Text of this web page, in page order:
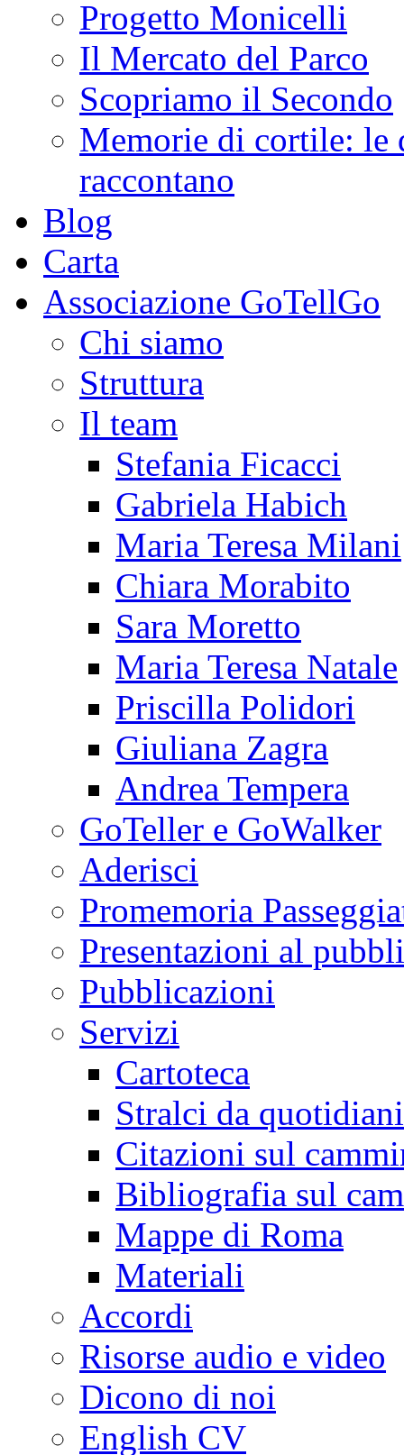
Progetto Monicelli
Il Mercato del Parco
Scopriamo il Secondo
Memorie di cortile: le
raccontano
Blog
Carta
Associazione GoTellGo
Chi siamo
Struttura
Il team
Stefania Ficacci
Gabriela Habich
Maria Teresa Milani
Chiara Morabito
Sara Moretto
Maria Teresa Natale
Priscilla Polidori
Giuliana Zagra
Andrea Tempera
GoTeller e GoWalker
Aderisci
Promemoria
Presentazioni al
Pubblicazioni
Servizi
Cartoteca
Stralci da
Citazioni sul
Bibliografia sul
Mappe di Roma
Materiali
Accordi
Risorse audio e video
Dicono di noi
English CV